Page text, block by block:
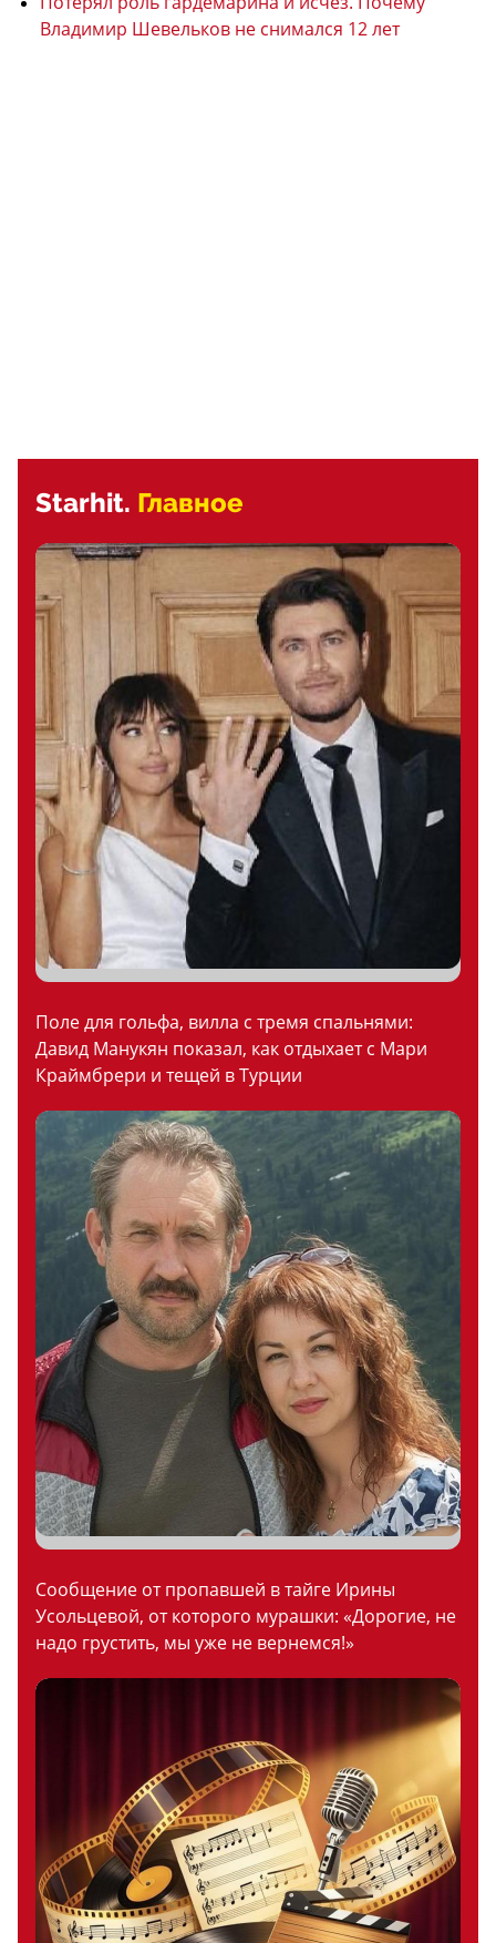
Владимир Шевельков не снимался 12 лет
Starhit. Главное
Поле для гольфа, вилла с тремя спальнями:
Давид Манукян показал, как отдыхает с Мари
Краймбрери и тещей в Турции
Сообщение от пропавшей в тайге Ирины
Усольцевой, от которого мурашки: «Дорогие, не
надо грустить, мы уже не вернемся!»